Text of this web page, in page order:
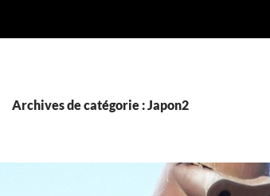
Archives de catégorie : Japon2